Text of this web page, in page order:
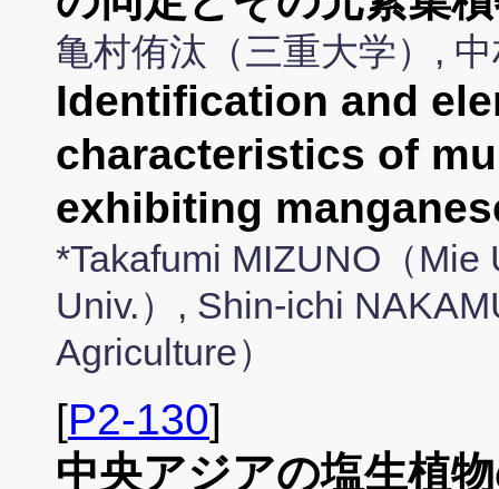
亀村侑汰（三重大学）,
Identification and
characteristics of
exhibiting
*Takafumi MIZUNO（
Univ.）, Shin-ichi
Agriculture）
[P2-130]
中央アジアの塩生植